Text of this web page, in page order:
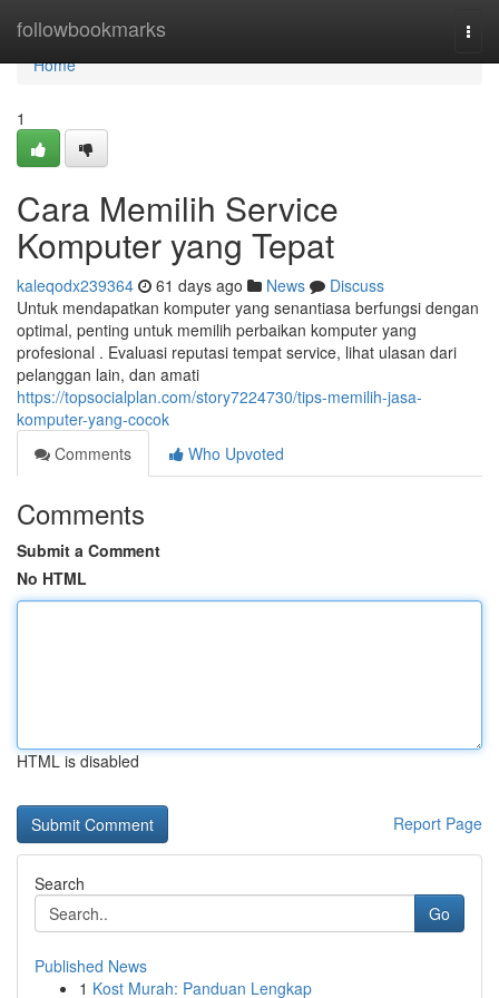
followbookmarks
Home
Home
1
Cara Memilih Service
Komputer yang Tepat
kaleqodx239364 61 days ago News
Discuss
Untuk mendapatkan komputer yang senantiasa berfungsi dengan
optimal, penting untuk memilih perbaikan komputer yang
profesional . Evaluasi reputasi tempat service, lihat ulasan dari
pelanggan lain, dan amati
https://topsocialplan.com/story7224730/tips-memilih-jasa-
komputer-yang-cocok
Comments
Who Upvoted
Comments
Submit a Comment
No HTML
HTML is disabled
Report Page
Search
Go
Published News
1 Kost Murah: Panduan Lengkap